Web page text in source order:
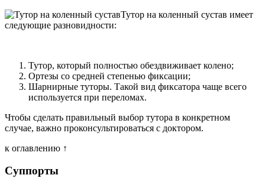
Тутор на коленный сустав имеет
следующие разновидности:
Тутор, который полностью обездвиживает колено;
Ортезы со средней степенью фиксации;
Шарнирные туторы. Такой вид фиксатора чаще всего
используется при переломах.
Чтобы сделать правильный выбор тутора в конкретном
случае, важно проконсультироваться с доктором.
к оглавлению ↑
Суппорты